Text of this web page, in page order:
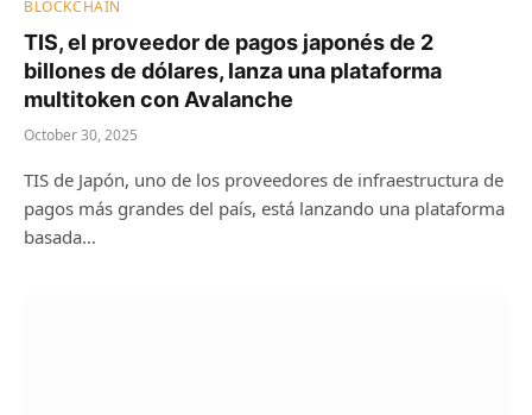
BLOCKCHAIN
TIS, el proveedor de pagos japonés de 2
billones de dólares, lanza una plataforma
multitoken con Avalanche
October 30, 2025
TIS de Japón, uno de los proveedores de infraestructura de
pagos más grandes del país, está lanzando una plataforma
basada…